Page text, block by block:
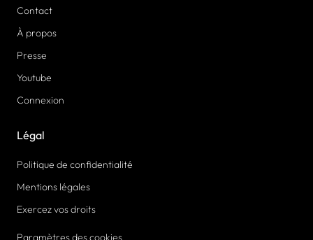
Contact
À propos
Presse
Youtube
Connexion
Légal
Politique de confidentialité
Mentions légales
Exercez vos droits
Paramètres des cookies